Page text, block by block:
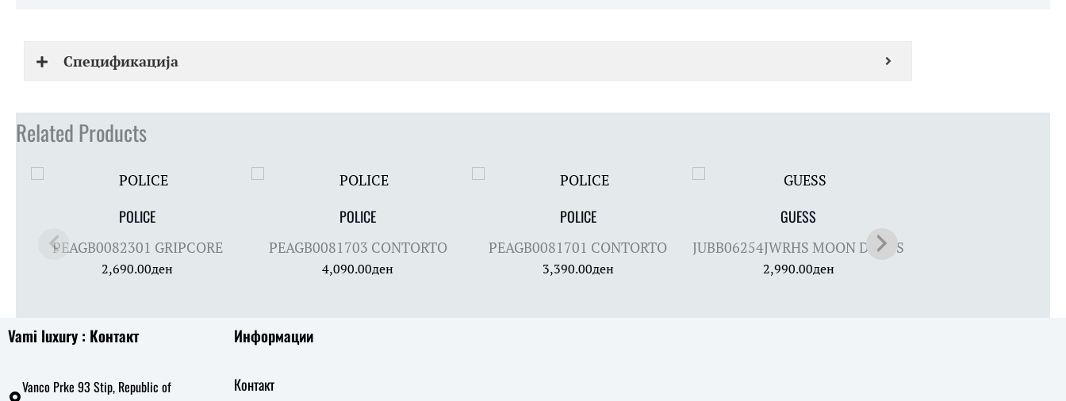
Спецификација
Related Products
POLICE
PEAGB0082301 GRIPCORE
2,690.00ден
POLICE
PEAGB0081703 CONTORTO
4,090.00ден
POLICE
PEAGB0081701 CONTORTO
3,390.00ден
GUESS
JUBB06254JWRHS MOON DROPS
2,990.00ден
Vami luxury : Контакт
Vanco Prke 93 Stip, Republic of
Информации
Контакт